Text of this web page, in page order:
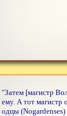
"Затем [магистр
ему. А тот магистр
одцы